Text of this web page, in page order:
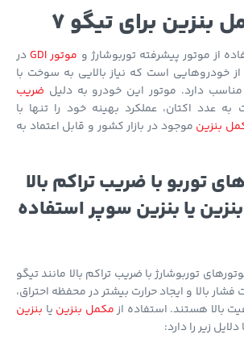
برای تیگو 7
موتور GDI
در
است که نیاز بالایی به سوخت با
موتور این خودرو به دلیلضریب
اکتان، عملکرد بهینه خود را تنها با
موجود در بازار کشور و قابل اعتماد به
با ضریب تراکم بالا
یا بنزین سوپر استفاده
با ضریب تراکم بالا مانند تیگو
و ایجاد حرارت بیشتر در محفظه احتراق،
هستند. استفاده ازمکمل بنزین یابنزین
را دارد: